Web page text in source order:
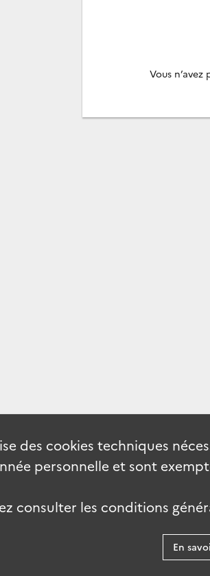
Vous
des cookies techniques
personnelle et sont
consulter les conditions
En